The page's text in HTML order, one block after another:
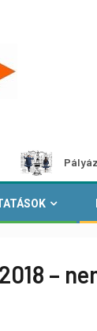
Pályázat a
–